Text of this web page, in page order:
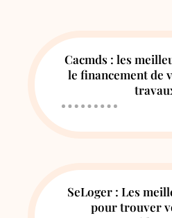
Cacmds : les
le financement de
SeLoger : Les
pour trouver